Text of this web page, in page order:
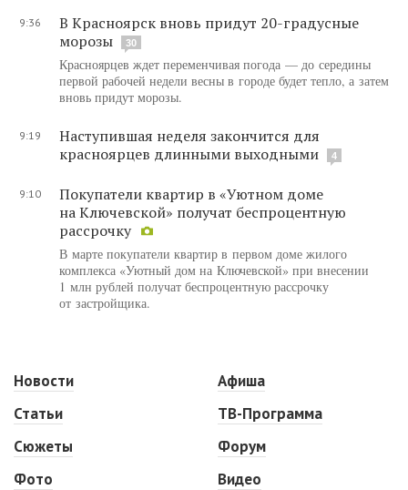
9:36
В Красноярск вновь придут 20-градусные
морозы
30
Красноярцев ждет переменчивая погода — до середины
первой рабочей недели весны в городе будет тепло, а затем
вновь придут морозы.
9:19
Наступившая неделя закончится для
красноярцев длинными выходными
4
9:10
Покупатели квартир в «Уютном доме
на Ключевской» получат беспроцентную
рассрочку
В марте покупатели квартир в первом доме жилого
комплекса «Уютный дом на Ключевской» при внесении
1 млн рублей получат беспроцентную рассрочку
от застройщика.
Новости
Статьи
Сюжеты
Фото
Афиша
ТВ-Программа
Форум
Видео